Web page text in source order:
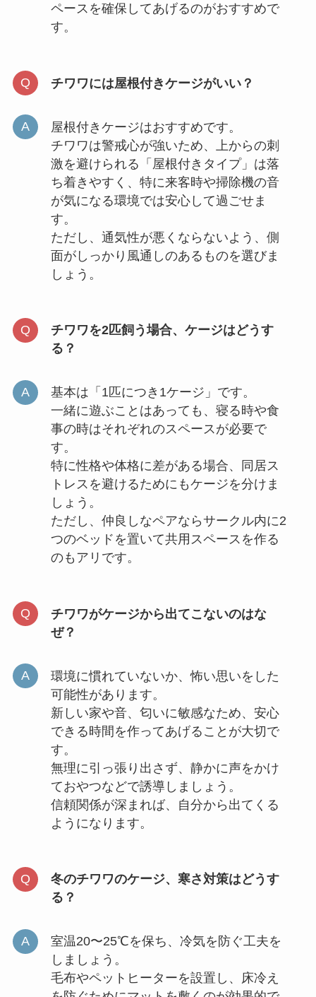
ペースを確保してあげるのがおすすめで
す。
チワワには屋根付きケージがいい？
屋根付きケージはおすすめです。
チワワは警戒心が強いため、上からの刺
激を避けられる「屋根付きタイプ」は落
ち着きやすく、特に来客時や掃除機の音
が気になる環境では安心して過ごせま
す。
ただし、通気性が悪くならないよう、側
面がしっかり風通しのあるものを選びま
しょう。
チワワを2匹飼う場合、ケージはどうす
る？
基本は「1匹につき1ケージ」です。
一緒に遊ぶことはあっても、寝る時や食
事の時はそれぞれのスペースが必要で
す。
特に性格や体格に差がある場合、同居ス
トレスを避けるためにもケージを分けま
しょう。
ただし、仲良しなペアならサークル内に2
つのベッドを置いて共用スペースを作る
のもアリです。
チワワがケージから出てこないのはな
ぜ？
環境に慣れていないか、怖い思いをした
可能性があります。
新しい家や音、匂いに敏感なため、安心
できる時間を作ってあげることが大切で
す。
無理に引っ張り出さず、静かに声をかけ
ておやつなどで誘導しましょう。
信頼関係が深まれば、自分から出てくる
ようになります。
冬のチワワのケージ、寒さ対策はどうす
る？
室温20〜25℃を保ち、冷気を防ぐ工夫を
しましょう。
毛布やペットヒーターを設置し、床冷え